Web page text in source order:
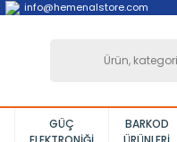
info@hemenalstore.com
GÜÇ
BARKOD